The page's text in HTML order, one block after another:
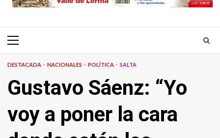
Primary
DESTACADA NACIONALES POLÍTICA SALTA
Gustavo Sáenz: “Yo
voy a poner la cara